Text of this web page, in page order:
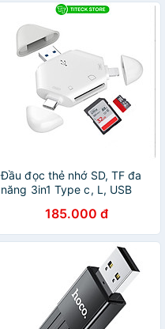
Đầu đọc thẻ nhớ SD, TF đa
năng 3in1 Type c, L, USB
máy ảnh - Hàng nhập khẩu
185.000 đ